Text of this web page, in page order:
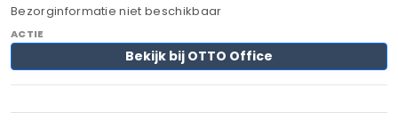
Bezorginformatie niet beschikbaar
Bekijk bij OTTO Office